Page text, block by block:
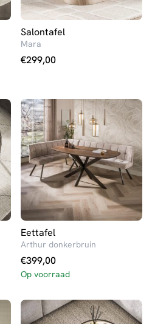
Salontafel
Mara
€299,00
Eettafel
Arthur donkerbruin
€399,00
Op voorraad